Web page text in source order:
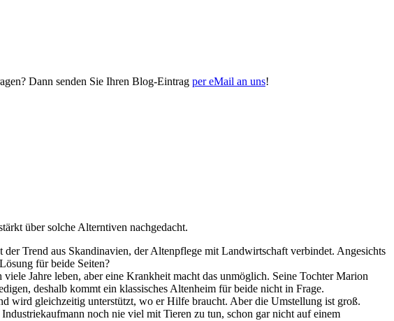
Dann senden Sie Ihren Blog-Eintrag per eMail an uns!
über solche Alterntiven nachgedacht.
Trend aus Skandinavien, der Altenpflege mit Landwirtschaft verbindet. Angesichts
für beide Seiten?
Jahre leben, aber eine Krankheit macht das unmöglich. Seine Tochter Marion
deshalb kommt ein klassisches Altenheim für beide nicht in Frage.
wird gleichzeitig unterstützt, wo er Hilfe braucht. Aber die Umstellung ist groß.
noch nie viel mit Tieren zu tun, schon gar nicht auf einem